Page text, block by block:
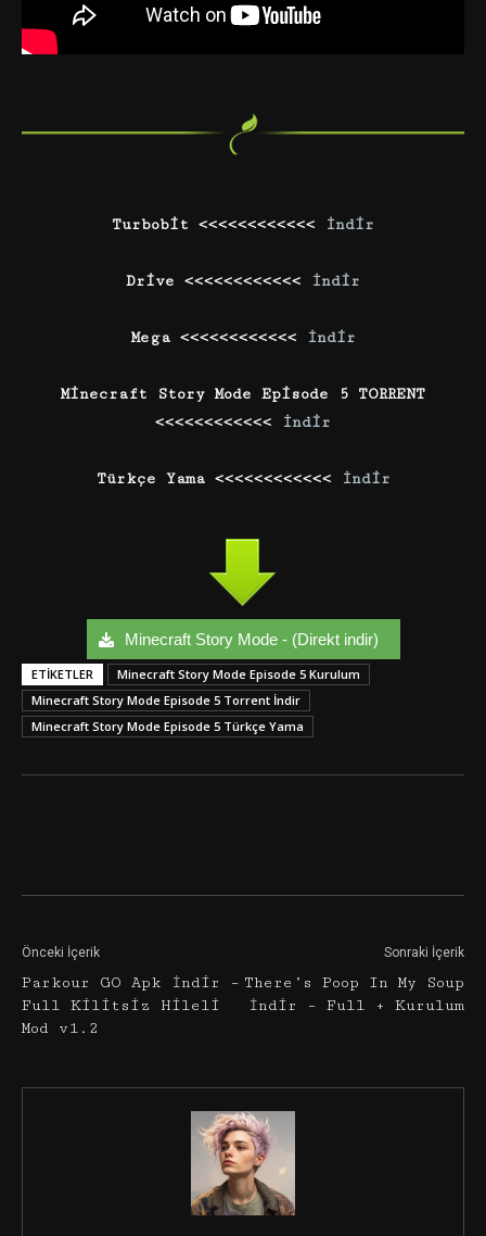
Turbobit <<<<<<<<<<<< İndir
Drive <<<<<<<<<<<< İndir
Mega <<<<<<<<<<<< İndir
Minecraft Story Mode Episode 5 TORRENT
<<<<<<<<<<<<
İndir
Türkçe Yama <<<<<<<<<<<< İndir
Minecraft Story Mode - (Direkt indir)
ETIKETLER
Minecraft Story Mode Episode 5 Kurulum
Minecraft Story Mode Episode 5 Torrent İndir
Minecraft Story Mode Episode 5 Türkçe Yama
Önceki İçerik
Parkour GO Apk İndir –
Full Kilitsiz Hileli
Mod v1.2
Sonraki İçerik
There’s Poop In My Soup
İndir – Full + Kurulum